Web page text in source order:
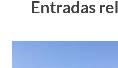
Entradas